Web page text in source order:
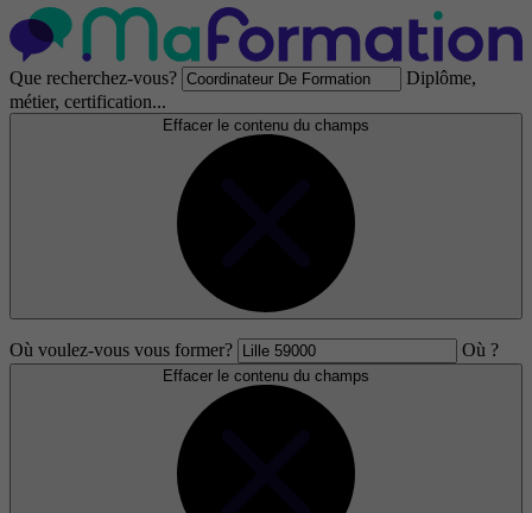
Que recherchez-vous?
Diplôme,
métier, certification...
Effacer le contenu du champs
Où voulez-vous vous former? Où ?
Effacer le contenu du champs